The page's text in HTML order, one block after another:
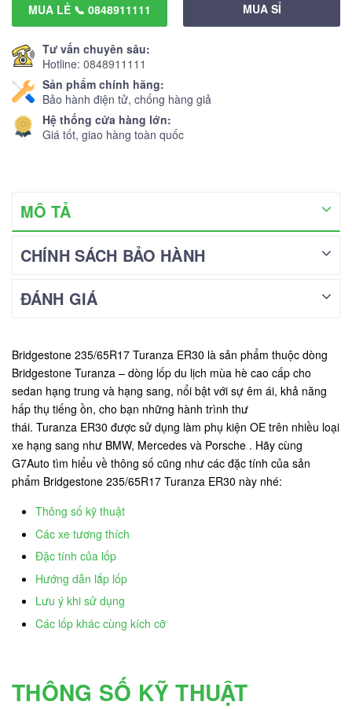
MUA LẺ 📞 0848911111 MUA SỈ
Tư vấn chuyên sâu:
Hotline: 0848911111
Sản phẩm chính hãng:
Bảo hành điện tử, chống hàng giả
Hệ thống cửa hàng lớn:
Giá tốt, giao hàng toàn quốc
MÔ TẢ
CHÍNH SÁCH BẢO HÀNH
ĐÁNH GIÁ
Bridgestone 235/65R17 Turanza ER30 là sản phẩm thuộc dòng
Bridgestone Turanza – dòng lốp du lịch mùa hè cao cấp cho
sedan hạng trung và hạng sang, nổi bật với sự êm ái, khả năng
hấp thụ tiếng ồn, cho bạn những hành trình thư
thái. Turanza ER30 được sử dụng làm phụ kiện OE trên nhiều loại
xe hạng sang như BMW, Mercedes và Porsche . Hãy cùng
G7Auto tìm hiểu về thông số cũng như các đặc tính của sản
phẩm Bridgestone 235/65R17 Turanza ER30 này nhé:
Thông số kỹ thuật
Các xe tương thích
Đặc tính của lốp
Hướng dẫn lắp lốp
Lưu ý khi sử dụng
Các lốp khác cùng kích cỡ
THÔNG SỐ KỸ THUẬT